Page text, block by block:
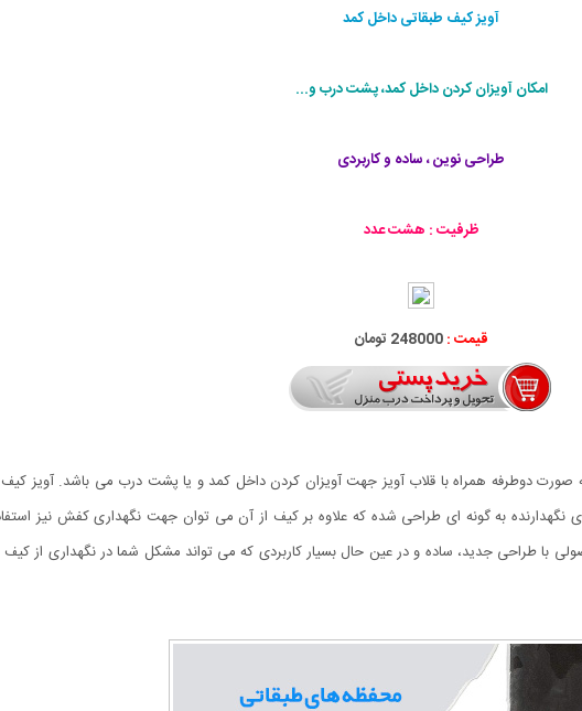
آویز کیف طبقاتی داخل کمد
امکان آویزان کردن داخل کمد، پشت درب و...
طراحی نوین ، ساده و کاربردی
ظرفیت : هشت عدد
قیمت :248000 تومان
دوطرفه همراه با قلاب آویز جهت آویزان کردن داخل کمد و یا پشت درب می باشد. آویز کیف
به گونه ای طراحی شده که علاوه بر کیف از آن می توان جهت نگهداری کفش نیز
طراحی جدید، ساده و در عین حال بسیار کاربردی که می تواند مشکل شما در نگهداری از کیف